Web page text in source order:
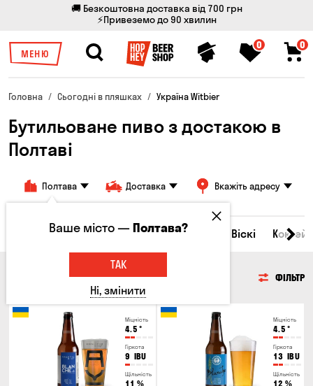
🚚 Безкоштовна доставка від 700 грн
⚡Привеземо до 90 хвилин
МЕНЮ
0 0
Головна Сьогодні в пляшках Україна Witbier
Бутильоване пиво з достакою в
Полтаві
Полтава Доставка Вкажіть адресу
Всі товари Пиво Сидр Віскі
ФІЛЬТР
Міцність
4.5 °
Гіркота
9 IBU
Щільність
11 %
Міцність
4.5 °
Гіркота
13 IBU
Щільність
12 %
Ваше місто —Полтава?
ТАК
Ні, змінити